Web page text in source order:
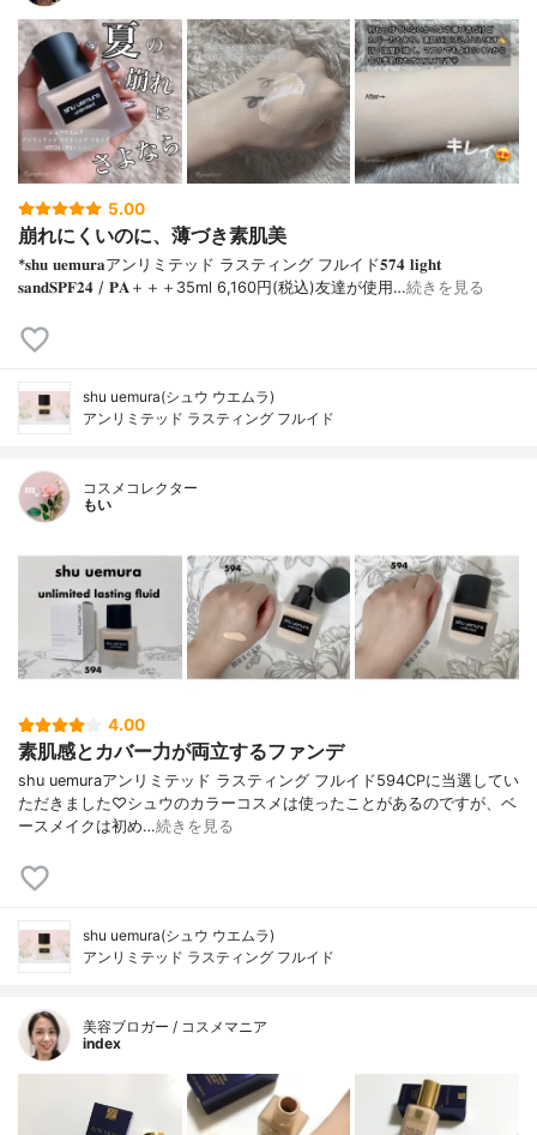
5.00
崩れにくいのに、薄づき素肌美
*𝐬𝐡𝐮 𝐮𝐞𝐦𝐮𝐫𝐚アンリミテッド ラスティング フルイド𝟓𝟕𝟒 𝐥𝐢𝐠𝐡𝐭
𝐬𝐚𝐧𝐝𝐒𝐏𝐅𝟐𝟒 / 𝐏𝐀＋＋＋⁡35ml 6,160円(税込)⁡友達が使用…続きを見る
shu uemura(シュウ ウエムラ)
アンリミテッド ラスティング フルイド
コスメコレクター
もい
4.00
素肌感とカバー力が両立するファンデ
shu uemuraアンリミテッド ラスティング フルイド594CPに当選してい
ただきました♡シュウのカラーコスメは使ったことがあるのですが、ベ
ースメイクは初め…続きを見る
shu uemura(シュウ ウエムラ)
アンリミテッド ラスティング フルイド
美容ブロガー / コスメマニア
index